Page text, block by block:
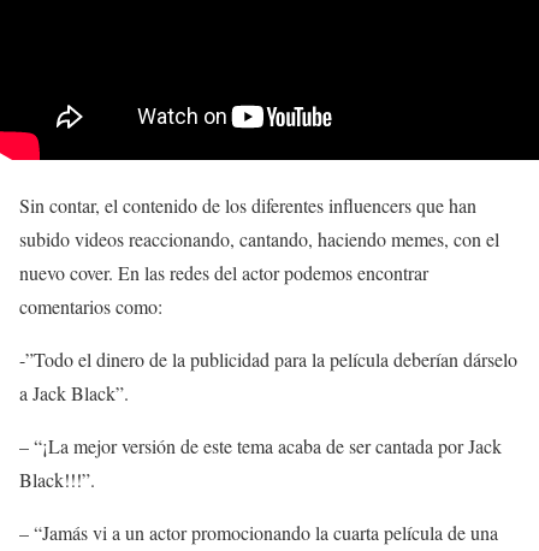
Sin contar, el contenido de los diferentes influencers que han
subido videos reaccionando, cantando, haciendo memes, con el
nuevo cover. En las redes del actor podemos encontrar
comentarios como:
-”Todo el dinero de la publicidad para la película deberían dárselo
a Jack Black”.
– “¡La mejor versión de este tema acaba de ser cantada por Jack
Black!!!”.
– “Jamás vi a un actor promocionando la cuarta película de una